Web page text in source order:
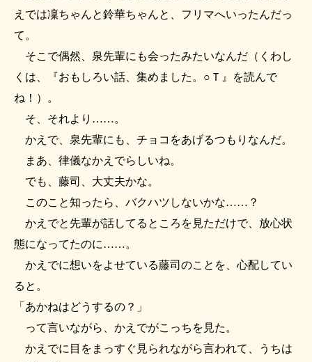
えでは凜ちゃんと鈴華ちゃんと、フリマへいったんだっ
て。
そこで偶然、泉先輩にも会ったみたいなんだ（くわし
くは、『おもしろい話、集めました。○Ｔ』を読んで
ね！）。
そ、それより……。
かえで、泉先輩にも、チョコをあげるつもりなんだ。
まあ、律儀なかえでらしいね。
でも、藤司、大丈夫かな。
このこと知ったら、バクハツしないかな……？
かえでと先輩が話してるところを見ただけで、放心状
態になってたのに……。
かえでに想いをよせている藤司のことを、心配してい
ると。
「あかねはどうするの？」
って言いながら、かえでがこっちを見た。
かえでに目をまっすぐ見られながら言われて、うちは